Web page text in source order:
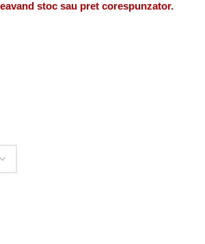
stoc sau pret corespunzator.